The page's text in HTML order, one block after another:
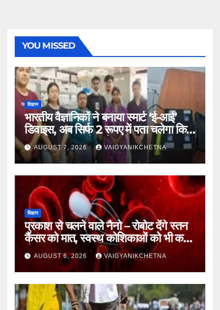
YOU MISSED
विज्ञान
भारतीय वैज्ञानिकों ने बनाया स्मार्ट ‘ई-आई’
डिवाइस, अब सिर्फ 2 रूपए में पता चलेगा कि
पानी कितना जहरीला है।
AUGUST 7, 2026 VAIGYANIKCHETNA
विज्ञान
प्रकाश से चलने वाले नैनो – रोबोट देंगे स्तन
कैंसर को मात, स्वस्थ कोशिकाओं को भी कम
होगा नुकसान
AUGUST 6, 2026 VAIGYANIKCHETNA